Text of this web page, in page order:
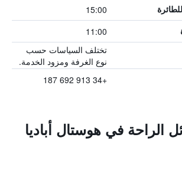
15:00
11:00
تختلف السياسات حسب
نوع الغرفة ومزود الخدمة.
+34 913 692 187
الراحة في هوستال أباديا